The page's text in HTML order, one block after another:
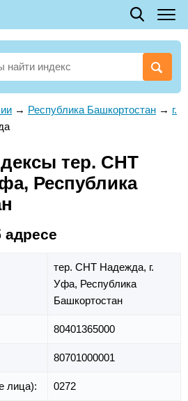
→ Республика Башкортостан → г.
тер. СНТ
Республика
тер. СНТ Надежда, г.
Уфа, Республика
Башкортостан
80401365000
80701000001
лица): 0272